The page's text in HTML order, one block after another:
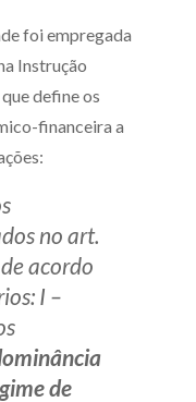
foi empregada
Instrução
define os
financeira a
no art.
acordo
I –
de